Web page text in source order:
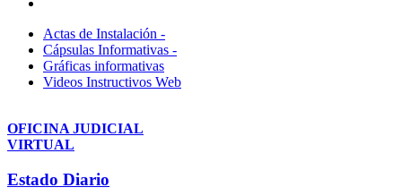
Actas de Instalación -
Cápsulas Informativas -
Gráficas informativas
Videos Instructivos Web
OFICINA JUDICIAL
VIRTUAL
Estado Diario